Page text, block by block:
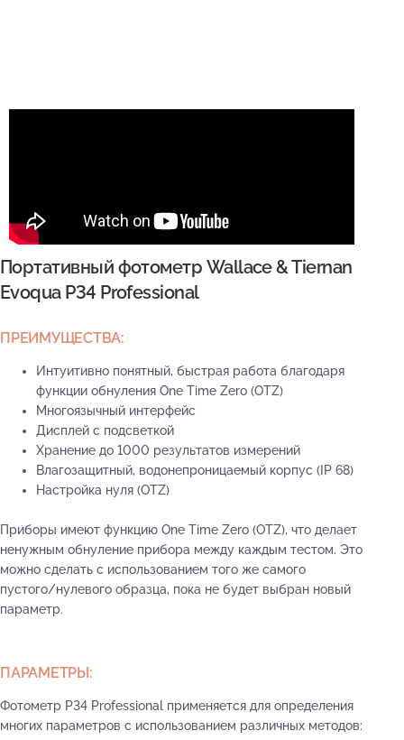
Портативный фотометр Wallace & Tiernan
Evoqua P34 Professional
ПРЕИМУЩЕСТВА:
Интуитивно понятный, быстрая работа благодаря
функции обнуления One Time Zero (OTZ)
Многоязычный интерфейс
Дисплей с подсветкой
Хранение до 1000 результатов измерений
Влагозащитный, водонепроницаемый корпус (IP 68)
Настройка нуля (OTZ)
Приборы имеют функцию One Time Zero (OTZ), что делает
ненужным обнуление прибора между каждым тестом. Это
можно сделать с использованием того же самого
пустого/нулевого образца, пока не будет выбран новый
параметр.
ПАРАМЕТРЫ:
Фотометр P34 Professional применяется для определения
многих параметров с использованием различных методов: